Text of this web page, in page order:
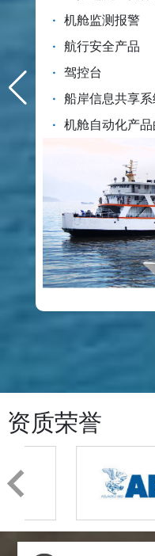
· 机舱监测报警
· 航行安全产品
· 驾控台
· 船岸信息共享
· 机舱自动化产
资质荣誉